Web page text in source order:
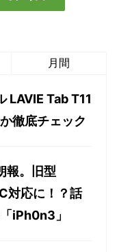
月間
LAVIE Tab T11
徹底チェック
報。旧型
対応に！？話
iPh0n3」